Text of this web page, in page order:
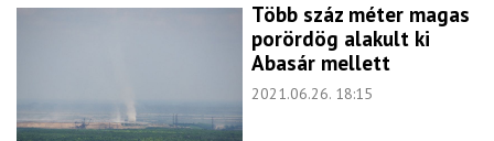
Több száz méter magas
porördög alakult ki
Abasár mellett
2021.06.26. 18:15